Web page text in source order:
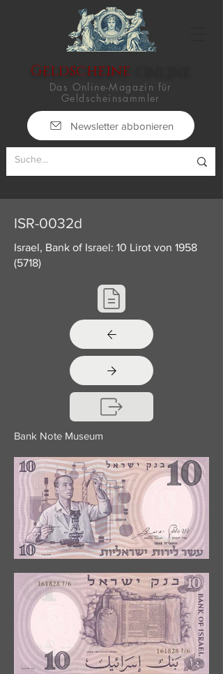
Geldscheine
Das Online-Magazin für
Geldscheinsammler
Newsletter abbonieren
ISR-0032d
Israel, Bank of Israel: 10 Lirot von 1958
(5718)
Bank Note Museum